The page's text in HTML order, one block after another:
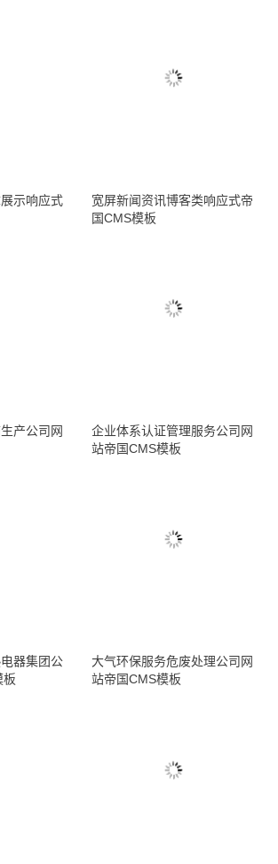
示响应式
宽屏新闻资讯博客类响应式帝
国CMS模板
产公司网
企业体系认证管理服务公司网
站帝国CMS模板
器集团公
板
大气环保服务危废处理公司网
站帝国CMS模板